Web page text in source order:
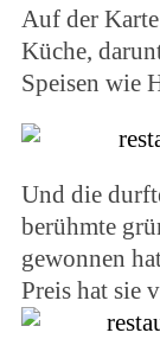
Auf der
Küche,
Speisen wie
Und die
berühmte
gewonnen
Preis hat sie